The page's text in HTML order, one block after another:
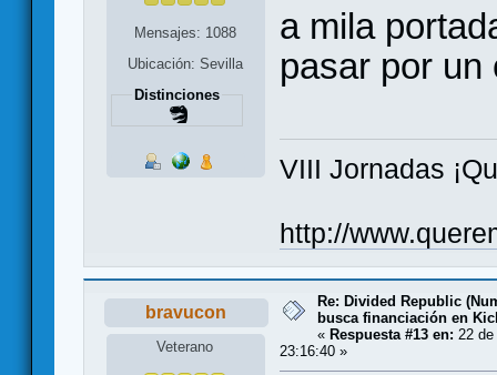
Mensajes: 1088
Ubicación: Sevilla
Distinciones
a mila
pasar por un
VIII Jornadas
http://
bravucon
Veterano
Re: Divided Republic
busca financiación en
« Respuesta #13 en: 22 de
23:16:40 »